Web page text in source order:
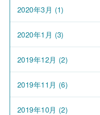
2020年3月 (1)
2020年1月 (3)
2019年12月 (2)
2019年11月 (6)
2019年10月 (2)